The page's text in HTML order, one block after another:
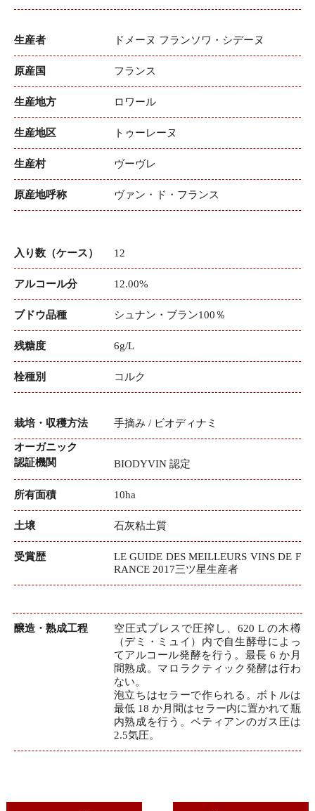
生産者 ドメーヌ フランソワ・シデーヌ
原産国 フランス
生産地方 ロワール
生産地区 トゥーレーヌ
生産村 ヴーヴレ
原産地呼称 ヴァン・ド・フランス
入り数（ケース） 12
アルコール分 12.00%
ブドウ品種 シュナン・ブラン100％
残糖度 6g/L
栓種別 コルク
栽培・収穫方法 手摘み / ビオディナミ
オーガニック
認証機関
BIODYVIN 認定
所有面積 10ha
土壌 石灰粘土質
受賞歴
LE GUIDE DES MEILLEURS VINS DE F
RANCE 2017三ツ星生産者
醸造・熟成工程
空圧式プレスで圧搾し、620 L の木樽
（デミ・ミュイ）内で自生酵母によっ
てアルコール発酵を行う。最長 6 か月
間熟成。マロラクティック発酵は行わ
ない。
泡立ちはセラーで作られる。ボトルは
最低 18 か月間はセラー内に置かれて瓶
内熟成を行う。ペティアンのガス圧は
2.5気圧。